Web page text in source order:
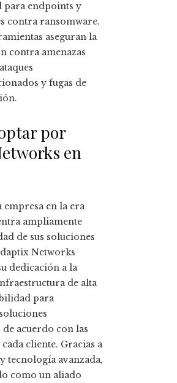
para endpoints y
contra ransomware.
aseguran la
contra amenazas
y fugas de
por
en
en la era
ampliamente
de sus soluciones
Networks
dedicación a la
de alta
para
acuerdo con las
cliente. Gracias a
tecnología avanzada,
como un aliado